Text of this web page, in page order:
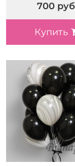
700
Купить